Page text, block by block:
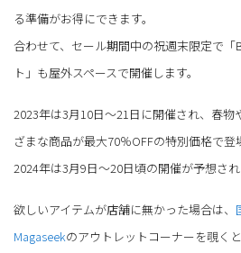
る準備がお得にできます。
合わせて、セール期間中の祝週末限定で「
ト」も屋外スペースで開催します。
2023年は3月10日～21日に開催され、春物
ざまな商品が最大70％OFFの特別価格で登
2024年は3月9日～20日頃の開催が予想され
欲しいアイテムが店舗に無かった場合は、
Magaseekのアウトレットコーナーを覗く